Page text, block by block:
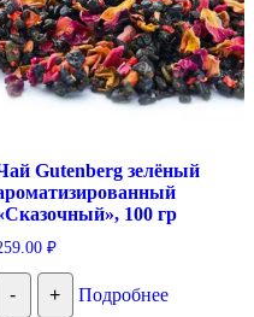
Gutenberg зелёный
100 гр
₽
- +
Подробнее